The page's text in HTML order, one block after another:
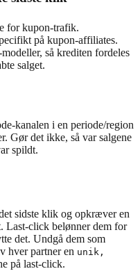
for kupon-trafik.
på kupon-affiliates.
så krediten fordeles
salget.
kanalen i en periode/region
Gør det ikke, så var salgene
spildt.
sidste klik og opkræver en
Last-click belønner dem for
det. Undgå dem som
hver partner en unik,
på last-click.